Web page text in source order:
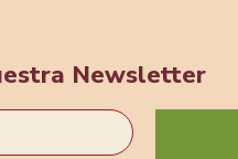
Newsletter